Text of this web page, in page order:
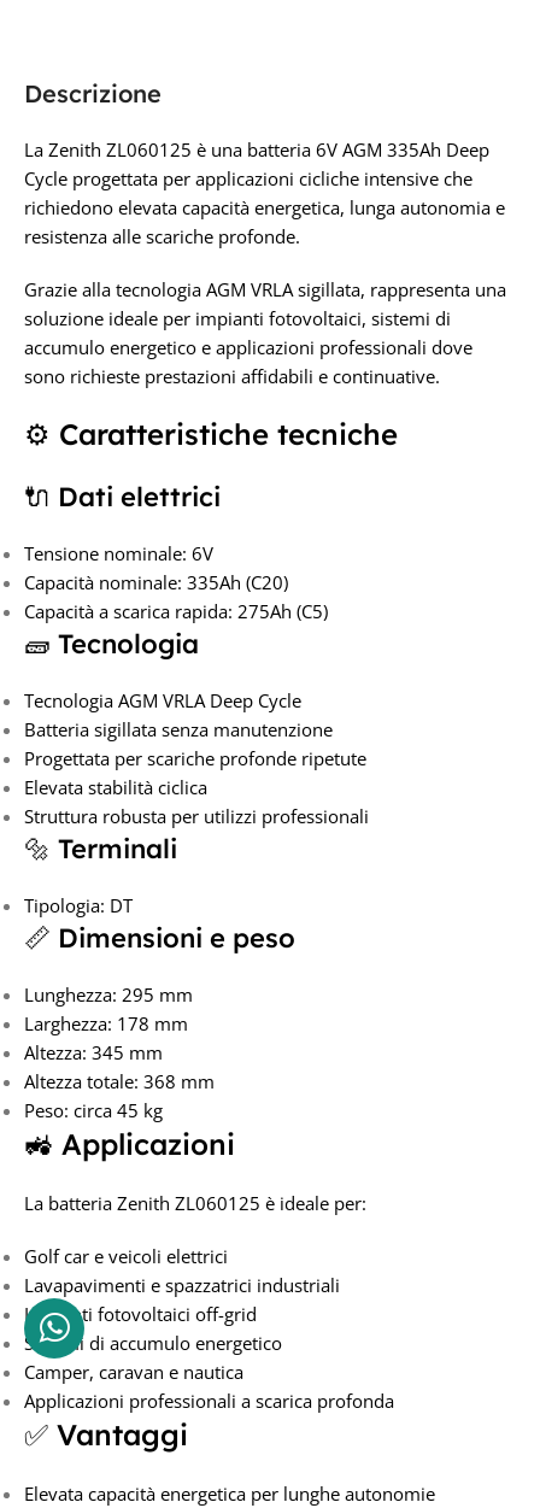
Descrizione
La Zenith ZL060125 è una batteria 6V AGM 335Ah Deep
Cycle progettata per applicazioni cicliche intensive che
richiedono elevata capacità energetica, lunga autonomia e
resistenza alle scariche profonde.
Grazie alla tecnologia AGM VRLA sigillata, rappresenta una
soluzione ideale per impianti fotovoltaici, sistemi di
accumulo energetico e applicazioni professionali dove
sono richieste prestazioni affidabili e continuative.
⚙️ Caratteristiche tecniche
🔌 Dati elettrici
Tensione nominale: 6V
Capacità nominale: 335Ah (C20)
Capacità a scarica rapida: 275Ah (C5)
🧱 Tecnologia
Tecnologia AGM VRLA Deep Cycle
Batteria sigillata senza manutenzione
Progettata per scariche profonde ripetute
Elevata stabilità ciclica
Struttura robusta per utilizzi professionali
🔩 Terminali
Tipologia: DT
📏 Dimensioni e peso
Lunghezza: 295 mm
Larghezza: 178 mm
Altezza: 345 mm
Altezza totale: 368 mm
Peso: circa 45 kg
🚜 Applicazioni
La batteria Zenith ZL060125 è ideale per:
Golf car e veicoli elettrici
Lavapavimenti e spazzatrici industriali
Impianti fotovoltaici off-grid
Sistemi di accumulo energetico
Camper, caravan e nautica
Applicazioni professionali a scarica profonda
✅ Vantaggi
Elevata capacità energetica per lunghe autonomie
CAPACITÀ IN AH
TENSIONE IN VOLT
6V
Zenith
CAPACITÀ IN AH
TECNOLOGIA AGM